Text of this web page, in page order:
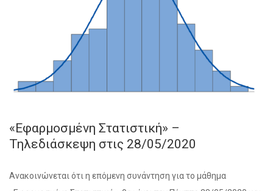
«Εφαρμοσμένη Στατιστική» –
Τηλεδιάσκεψη στις 28/05/2020
Ανακοινώνεται ότι η επόμενη συνάντηση για το μάθημα